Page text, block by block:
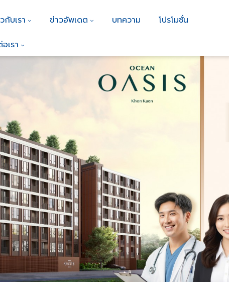
กับเรา ข่าวอัพเดต บทความ โปรโมชั่น
เรา